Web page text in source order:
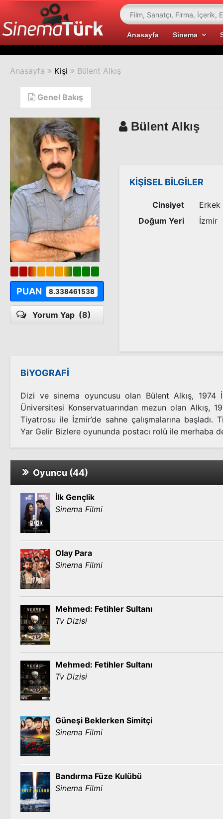
Anasayfa Sinema
Anasayfa Kişi Bülent Alkış
Genel Bakış
PUAN 8.338461538
Yorum Yap (8)
Bülent Alkış
KİŞİSEL BİLGİLER
Cinsiyet
Erkek
Doğum Yeri
İzmir
BiYOGRAFİ
Dizi ve sinema oyuncusu olan Bülent Alkış, 1974
Üniversitesi Konservatuarından mezun olan Alkış,
Tiyatrosu ile İzmir’de sahne çalışmalarına başladı.
Yar Gelir Bizlere oyununda postacı rolü ile merhaba
Oyuncu (44)
İlk Gençlik
Sinema Filmi
Olay Para
Sinema Filmi
Mehmed: Fetihler Sultanı
Tv Dizisi
Mehmed: Fetihler Sultanı
Tv Dizisi
Güneşi Beklerken Simitçi
Sinema Filmi
Bandırma Füze Kulübü
Sinema Filmi